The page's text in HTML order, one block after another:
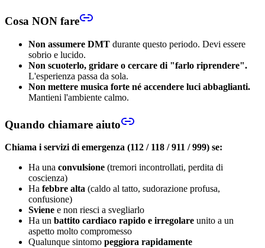
Cosa NON fare
Non assumere DMT durante questo periodo. Devi essere
sobrio e lucido.
Non scuoterlo, gridare o cercare di "farlo riprendere".
L'esperienza passa da sola.
Non mettere musica forte né accendere luci abbaglianti.
Mantieni l'ambiente calmo.
Quando chiamare aiuto
Chiama i servizi di emergenza (112 / 118 / 911 / 999) se:
Ha una convulsione (tremori incontrollati, perdita di
coscienza)
Ha febbre alta (caldo al tatto, sudorazione profusa,
confusione)
Sviene e non riesci a svegliarlo
Ha un battito cardiaco rapido e irregolare unito a un
aspetto molto compromesso
Qualunque sintomo peggiora rapidamente